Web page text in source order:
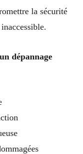
la sécurité
dépannage